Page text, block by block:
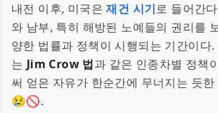
내전 이후, 미국은재건 시기로 들어간
와 남부, 특히 해방된 노예들의 권리를
양한 법률과 정책이 시행되는 기간이다
는 Jim Crow 법과 같은 인종차별 정책
써 얻은 자유가 한순간에 무너지는 듯
😢🚫.